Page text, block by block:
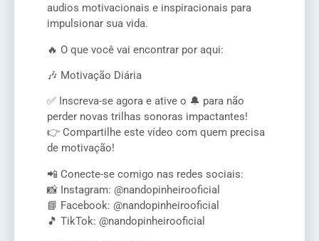
audios motivacionais e inspiracionais para
impulsionar sua vida.
🔥 O que você vai encontrar por aqui:
🎶 Motivação Diária
✅ Inscreva-se agora e ative o 🔔 para não
perder novas trilhas sonoras impactantes!
👉 Compartilhe este vídeo com quem precisa
de motivação!
📲 Conecte-se comigo nas redes sociais:
📸 Instagram: @nandopinheirooficial
📘 Facebook: @nandopinheirooficial
🎵 TikTok: @nandopinheirooficial